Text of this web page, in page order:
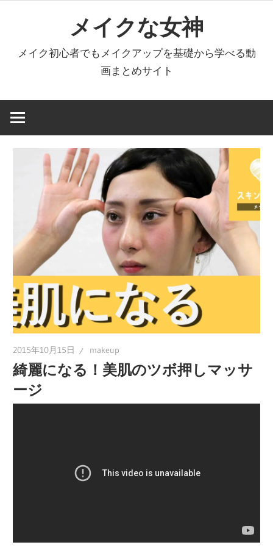
へ
キ
メイクな女神
メイク初心者でもメイクアップを基礎から学べる動
画まとめサイト
2015年10月15日 makeup
綺麗になる！美肌のツボ押しマッサ
ージ